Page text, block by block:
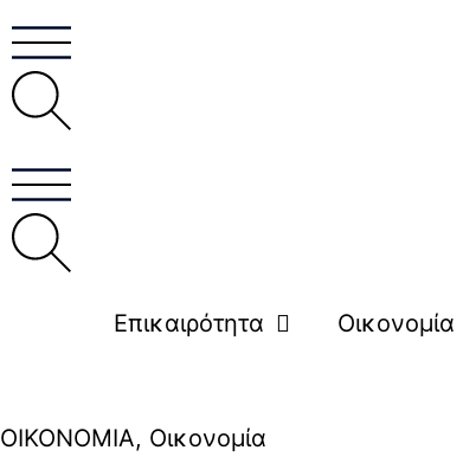
Επικαιρότητα Οικονομία
ΟΙΚΟΝΟΜΙΑ, Οικονομία